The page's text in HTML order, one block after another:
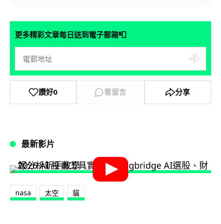
更多精彩文章每日送到電子郵箱📮
讚好0 看留言 分享
最新影片
nasa 太空 貓